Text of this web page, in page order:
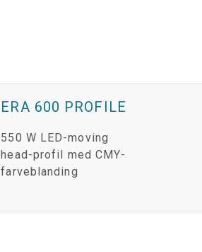
ERA 600 PROFILE
550 W LED-moving
head-profil med CMY-
farveblanding